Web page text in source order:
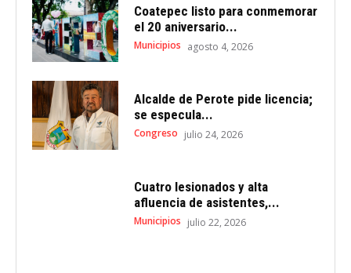
Coatepec listo para conmemorar
el 20 aniversario...
Municipios agosto 4, 2026
Alcalde de Perote pide licencia;
se especula...
Congreso julio 24, 2026
Cuatro lesionados y alta
afluencia de asistentes,...
Municipios julio 22, 2026